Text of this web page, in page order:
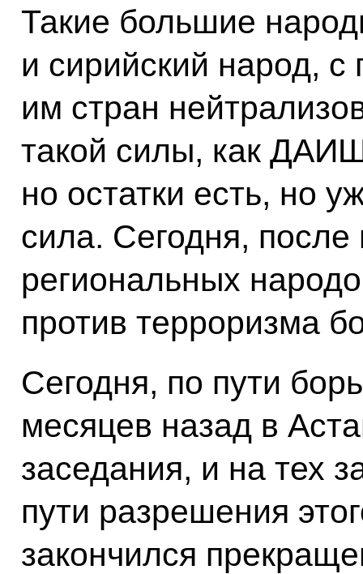
Такие большие
и сирийский народ,
им стран
такой силы, как
но остатки есть, но
сила. Сегодня,
региональных
против терроризма
Сегодня, по пути
месяцев назад в
заседания, и на тех
пути разрешения
закончился